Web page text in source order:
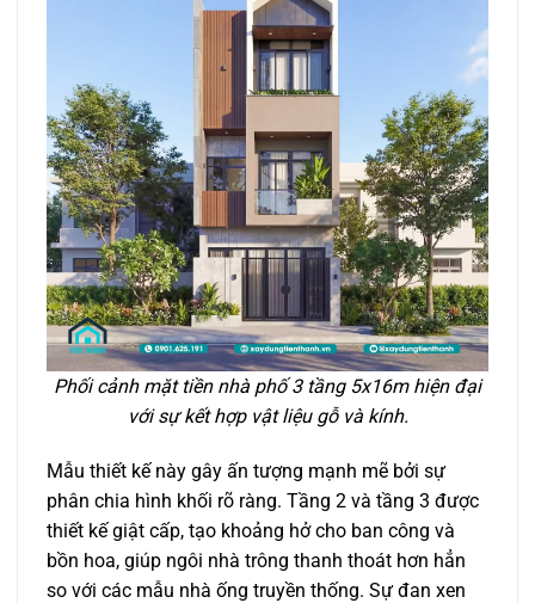
Phối cảnh mặt tiền nhà phố 3 tầng 5x16m hiện đại
với sự kết hợp vật liệu gỗ và kính.
Mẫu thiết kế này gây ấn tượng mạnh mẽ bởi sự
phân chia hình khối rõ ràng. Tầng 2 và tầng 3 được
thiết kế giật cấp, tạo khoảng hở cho ban công và
bồn hoa, giúp ngôi nhà trông thanh thoát hơn hẳn
so với các mẫu nhà ống truyền thống. Sự đan xen